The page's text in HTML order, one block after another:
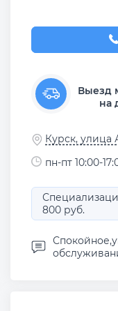
Выезд
на
Курск, улица
пн-пт 10:00-
800 руб.